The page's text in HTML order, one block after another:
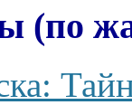
(по